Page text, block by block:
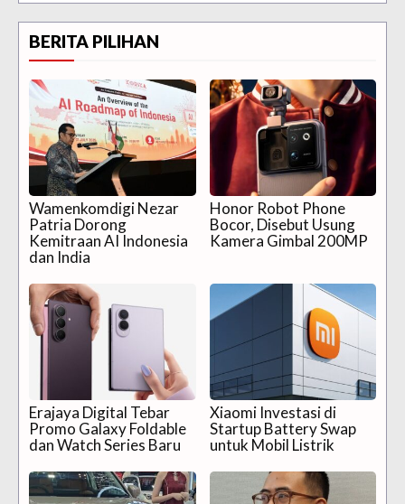
BERITA PILIHAN
Wamenkomdigi Nezar
Patria Dorong
Kemitraan AI Indonesia
dan India
Honor Robot Phone
Bocor, Disebut Usung
Kamera Gimbal 200MP
Erajaya Digital Tebar
Promo Galaxy Foldable
dan Watch Series Baru
Xiaomi Investasi di
Startup Battery Swap
untuk Mobil Listrik